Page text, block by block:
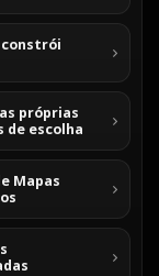
constrói
próprias
de escolha
Mapas